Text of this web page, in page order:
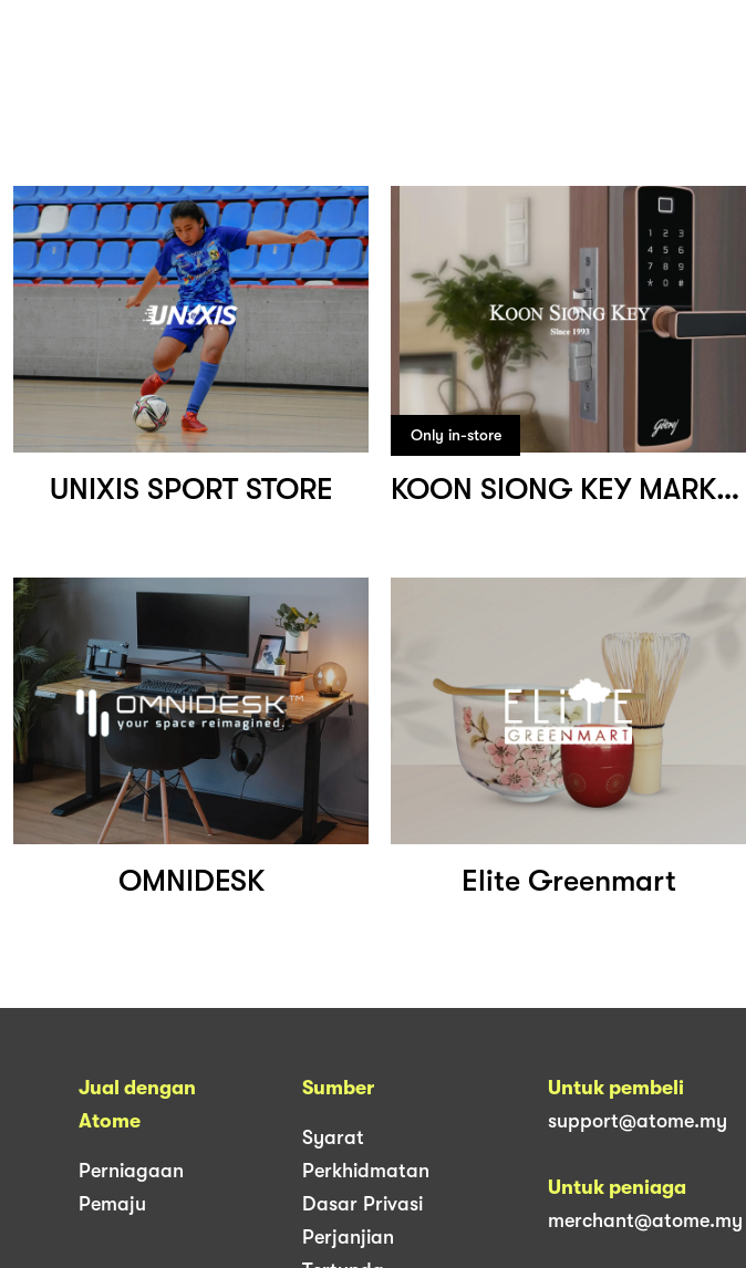
UNIXIS SPORT STORE
Only in-store
KOON SIONG KEY MARKETING
OMNIDESK Elite Greenmart
Jual dengan
Atome
Perniagaan
Pemaju
Sumber
Syarat
Perkhidmatan
Dasar Privasi
Perjanjian
Untuk pembeli
support@atome.my
Untuk peniaga
merchant@atome.my